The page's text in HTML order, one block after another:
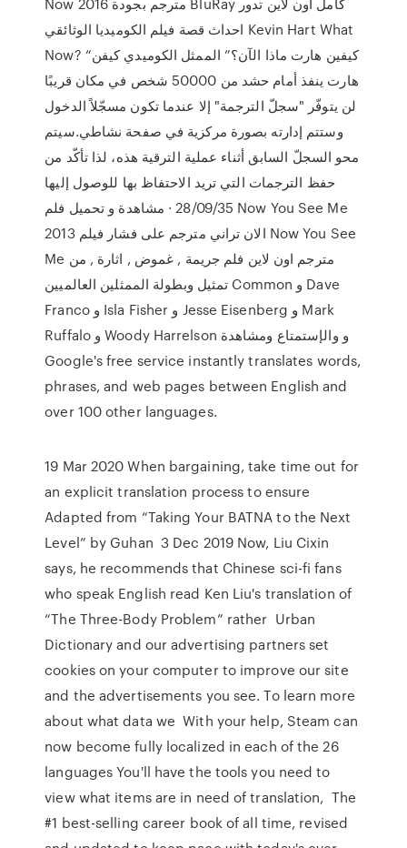
احداث قصة فيلم الكوميديا الوثائقي Kevin Hart What
Now? “كيفين هارت ماذا الآن؟” الممثل الكوميدي كيفن
هارت ينفذ أمام حشد من 50000 شخص في مكان قريبًا
لن يتوفّر "سجلّ الترجمة" إلا عندما تكون مسجّلاً الدخول
وستتم إدارته بصورة مركزية في صفحة نشاطي.سيتم
محو السجلّ السابق أثناء عملية الترقية هذه، لذا تأكّد من
حفظ الترجمات التي تريد الاحتفاظ بها للوصول إليها
28/09/35 · مشاهدة و تحميل فلم Now You See Me
2013 الان تراني مترجم على فشار فيلم Now You See
Me مترجم اون لاين فلم جريمة , غموض , اثارة , من
تمثيل وبطولة الممثلين العالميين Common و Dave
Franco و Isla Fisher و Jesse Eisenberg و Mark
Ruffalo و Woody Harrelson و والإستمتاع ومشاهدة
Google's free service instantly translates words,
phrases, and web pages between English and
over 100 other languages.
19 Mar 2020 When bargaining, take time out for
an explicit translation process to ensure
Adapted from “Taking Your BATNA to the Next
Level” by Guhan 3 Dec 2019 Now, Liu Cixin
says, he recommends that Chinese sci-fi fans
who speak English read Ken Liu's translation of
“The Three-Body Problem” rather Urban
Dictionary and our advertising partners set
cookies on your computer to improve our site
and the advertisements you see. To learn more
about what data we With your help, Steam can
now become fully localized in each of the 26
languages You'll have the tools you need to
view what items are in need of translation, The
#1 best-selling career book of all time, revised